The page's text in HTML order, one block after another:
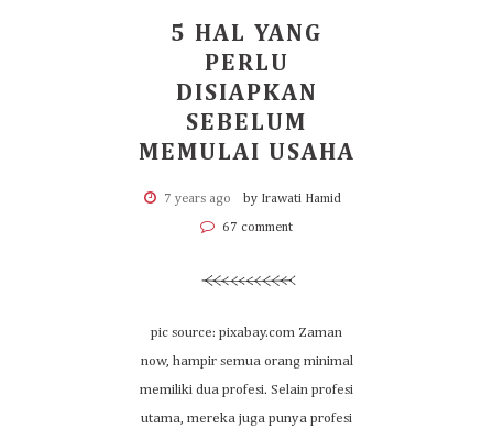
5 HAL YANG
PERLU
DISIAPKAN
SEBELUM
MEMULAI USAHA
7 years ago by Irawati Hamid
67 comment
pic source: pixabay.com Zaman
now, hampir semua orang minimal
memiliki dua profesi. Selain profesi
utama, mereka juga punya profesi